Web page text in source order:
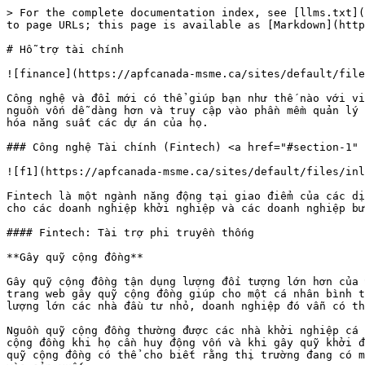
> For the complete documentation index, see [llms.txt](https://app.langso.io.vn/llms.txt). Markdown versions of documentation pages are available by appending `.md` to page URLs; this page is available as [Markdown](https://app.langso.io.vn/cong-thong-tin-lang-he-sinh-thai/cong-thong-tin/ho-tro-tai-chinh.md).

# Hỗ trợ tài chính

![finance](https://apfcanada-msme.ca/sites/default/files/inline-images/Start%20Up%20module%20-%20header%20-%20finance_2.png)

Công nghệ và đổi mới có thể giúp bạn như thế nào với việc hỗ trợ tài chính cho doanh nghiệp của bạn? Công nghệ và đổi mới trong ngành tài chính giúp bạn tiếp cận nguồn vốn dễ dàng hơn và truy cập vào phần mềm quản lý tài chính. Phần mềm này hỗ trợ các doanh nghiệp quản lý hiệu quả tài sản của họ, kiểm soát dòng tiền và tối đa hóa năng suất các dự án của họ.

### Công nghệ Tài chính (Fintech) <a href="#section-1" id="section-1"></a>

![f1](https://apfcanada-msme.ca/sites/default/files/inline-images/Start%20Up%20module%20-%20finance%20-%201_1.png)

Fintech là một ngành năng động tại giao điểm của các dịch vụ và công nghệ tài chính. Trong fintech, các công ty tài chính cung cấp các dịch vụ và sản phẩm vốn dành cho các doanh nghiệp khởi nghiệp và các doanh nghiệp bước chân vào thị trường mới. Fintech đang thay đổi chuỗi giá trị truyền thống trong lĩnh vực tài chính.

#### Fintech: Tài trợ phi truyền thống

**Gây quỹ cộng đồng**

Gây quỹ cộng đồng tận dụng lượng đối tượng lớn hơn của web để huy động vốn cho các dự án nếu không sẽ có khó khăn khi lấy kinh phí từ ngân hàng truyền thống. Các trang web gây quỹ cộng đồng giúp cho một cá nhân bình thường có thể dễ dàng đầu tư một lượng tiền nhỏ vào dự án yêu thích. Nếu doanh nghiệp có thể thu hút một số lượng lớn các nhà đầu tư nhỏ, doanh nghiệp đó vẫn có thể huy động một lượng vốn đáng kể.

Nguồn quỹ cộng đồng thường được các nhà khởi nghiệp cá nhân sử dụng và được các doanh nghiệp nhỏ sử dụng cho các dự án mới. Các nhà doanh nghiệp sử dụng nguồn quỹ cộng đồng khi họ cần huy động vốn và khi gây quỹ khởi động ban đầu trước khi tìm kiếm các khoản vay lớn hơn và các nhà đầu tư. Thu hút một lượng lớn các đối tượng gây quỹ cộng đồng có thể cho biết rằng thị trường đang có một sản phẩm mới và có thể tinh chỉnh một ý tưởng với thông tin phản hồi của thị trường trước khi đầu tư tiền vào sản xuất.

**Lợi ích của nguồn quỹ cộng đồng**

* Cung cấp cách tiếp cận nguồn vốn dễ dàng hơn so với các nguồn truyền thống
* Cung cấp cách tiếp cận nguồn vốn cho các doanh nghiệp khởi nghiệp hoặc sản phẩm khác biệt hoặc phi truyền thống
* Giới thiệu tầm nhìn của bạn ra thị trường mục tiêu và giới thiệu doanh nghiệp của bạn cho khách hàng tiềm năng
* Cung cấp cơ hội để có được phản ứng của khách hàng và các phản hồi trước khi sản xuất/ra mắt
* Hạn chế rủi ro của sản phẩm hoặc dịch vụ mới thông qua việc xác định thị trường
* Thúc đẩy sự thành công của nguồn quỹ cộng đồng để thu hút đầu tư lớn từ các nguồn truyền thống

**Các bước trong quá trình gây quỹ cộng đồng**

1. Một cá nhân hoặc nhóm thiết lập một mục tiêu gây quỹ và giải thích chi tiết về sản phẩm hoặc dịch vụ tiềm năng. Các chiến dịch